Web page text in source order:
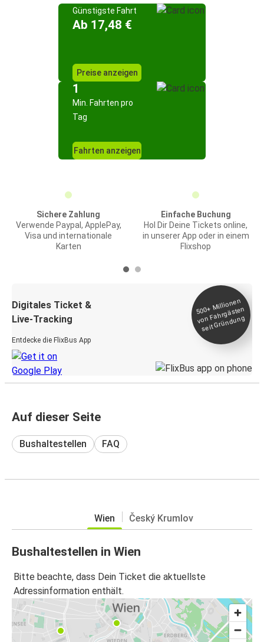
Günstigste Fahrt
Ab 17,48 €
Preise anzeigen
1
Min. Fahrten pro
Tag
Fahrten anzeigen
Sichere Zahlung
Verwende Paypal, ApplePay,
Visa und internationale
Karten
Einfache Buchung
Hol Dir Deine Tickets online,
in unserer App oder in einem
Flixshop
Digitales Ticket &
Live-Tracking
Entdecke die FlixBus App
500+
Millionen
von Fahrgästen
seit
Gründung
Auf dieser Seite
Bushaltestellen FAQ
Wien Český Krumlov
Bushaltestellen in Wien
Bitte beachte, dass Dein Ticket die aktuellste
Adressinformation enthält.